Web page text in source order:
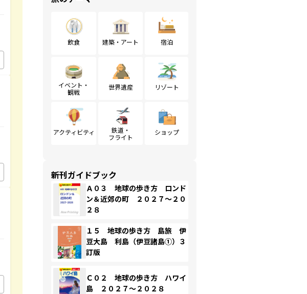
飲食 建築・アート 宿泊
イベント・
観戦
世界遺産 リゾート
アクティビティ
鉄道・
フライト
ショップ
新刊ガイドブック
Ａ０３ 地球の歩き方 ロンド
ン＆近郊の町 ２０２７～２０
２８
１５ 地球の歩き方 島旅 伊
豆大島 利島（伊豆諸島①）３
訂版
Ｃ０２ 地球の歩き方 ハワイ
島 ２０２７～２０２８